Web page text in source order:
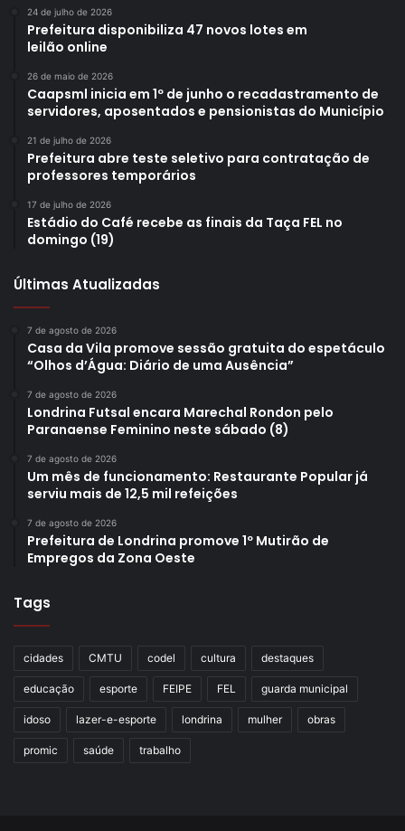
24 de julho de 2026
Prefeitura disponibiliza 47 novos lotes em
leilão online
26 de maio de 2026
Caapsml inicia em 1º de junho o recadastramento de
servidores, aposentados e pensionistas do Município
21 de julho de 2026
Prefeitura abre teste seletivo para contratação de
professores temporários
17 de julho de 2026
Estádio do Café recebe as finais da Taça FEL no
domingo (19)
Últimas Atualizadas
7 de agosto de 2026
Casa da Vila promove sessão gratuita do espetáculo
“Olhos d’Água: Diário de uma Ausência”
7 de agosto de 2026
Londrina Futsal encara Marechal Rondon pelo
Paranaense Feminino neste sábado (8)
7 de agosto de 2026
Um mês de funcionamento: Restaurante Popular já
serviu mais de 12,5 mil refeições
7 de agosto de 2026
Prefeitura de Londrina promove 1º Mutirão de
Empregos da Zona Oeste
Tags
cidades CMTU codel cultura destaques
educação esporte FEIPE FEL guarda municipal
idoso lazer-e-esporte londrina mulher obras
promic saúde trabalho